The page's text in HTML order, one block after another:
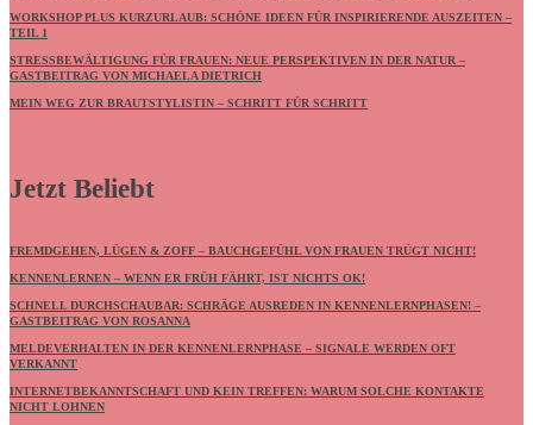
WORKSHOP PLUS KURZURLAUB: SCHÖNE IDEEN FÜR INSPIRIERENDE AUSZEITEN –
TEIL 1
STRESSBEWÄLTIGUNG FÜR FRAUEN: NEUE PERSPEKTIVEN IN DER NATUR –
GASTBEITRAG VON MICHAELA DIETRICH
MEIN WEG ZUR BRAUTSTYLISTIN – SCHRITT FÜR SCHRITT
Jetzt Beliebt
FREMDGEHEN, LÜGEN & ZOFF – BAUCHGEFÜHL VON FRAUEN TRÜGT NICHT!
KENNENLERNEN – WENN ER FRÜH FÄHRT, IST NICHTS OK!
SCHNELL DURCHSCHAUBAR: SCHRÄGE AUSREDEN IN KENNENLERNPHASEN! –
GASTBEITRAG VON ROSANNA
MELDEVERHALTEN IN DER KENNENLERNPHASE – SIGNALE WERDEN OFT
VERKANNT
INTERNETBEKANNTSCHAFT UND KEIN TREFFEN: WARUM SOLCHE KONTAKTE
NICHT LOHNEN